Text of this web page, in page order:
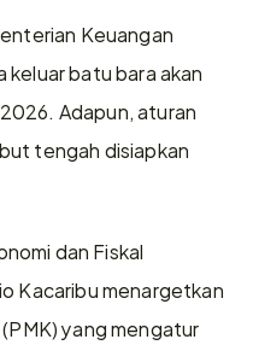
Keuangan
batu bara akan
Adapun, aturan
tengah disiapkan
dan Fiskal
Kacaribu menargetkan
yang mengatur